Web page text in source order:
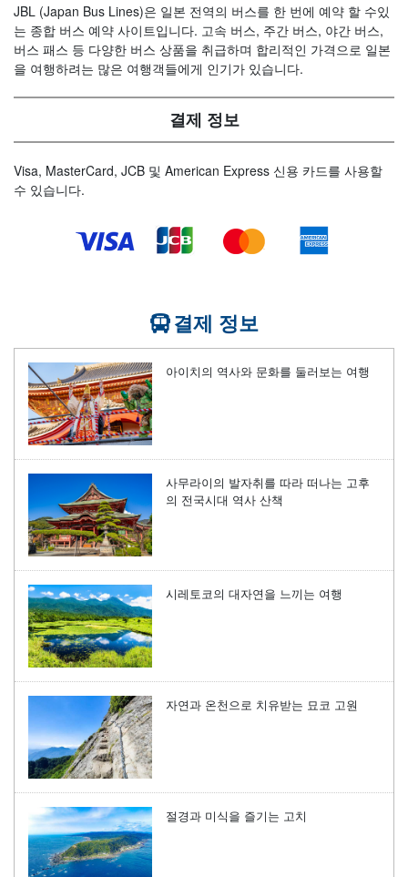
JBL (Japan Bus Lines)은 일본 전역의 버스를 한 번에 예약 할 수있
는 종합 버스 예약 사이트입니다. 고속 버스, 주간 버스, 야간 버스,
버스 패스 등 다양한 버스 상품을 취급하며 합리적인 가격으로 일본
을 여행하려는 많은 여행객들에게 인기가 있습니다.
결제 정보
Visa, MasterCard, JCB 및 American Express 신용 카드를 사용할
수 있습니다.
결제 정보
아이치의 역사와 문화를 둘러보는 여행
사무라이의 발자취를 따라 떠나는 고후
의 전국시대 역사 산책
시레토코의 대자연을 느끼는 여행
자연과 온천으로 치유받는 묘코 고원
절경과 미식을 즐기는 고치